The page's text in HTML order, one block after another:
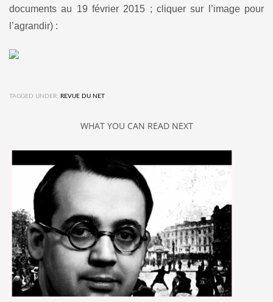
documents au 19 février 2015 ; cliquer sur l’image pour
l’agrandir) :
TAGGED UNDER: REVUE DU NET
WHAT YOU CAN READ NEXT